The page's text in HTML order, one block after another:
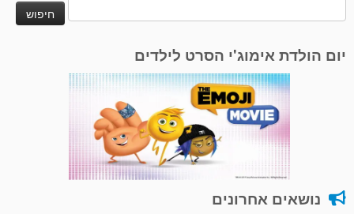
יום הולדת אימוג'י הסרט לילדים
נושאים אחרונים